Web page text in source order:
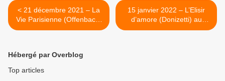
< 21 décembre 2021 – La
Vie Parisienne (Offenbach)
au Théâtre des Champs
15 janvier 2022 – L’Elisir
d’amore (Donizetti) au
Théâtre des Champs
Hébergé par Overblog
Top articles